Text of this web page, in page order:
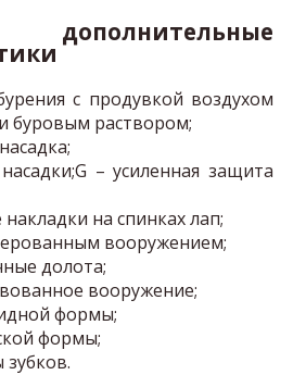
с продувкой воздухом
буровым раствором;
– усиленная защита
на спинках лап;
вооружением;
долота;
вооружение;
формы;
формы;